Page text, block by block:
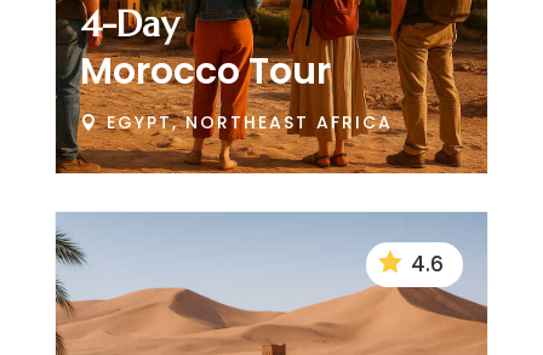
4-Day
Morocco Tour
 EGYPT, NORTHEAST AFRICA
 4.6